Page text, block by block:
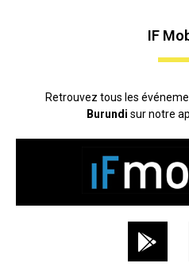
IF
Retrouvez tous les
Burundi sur notre